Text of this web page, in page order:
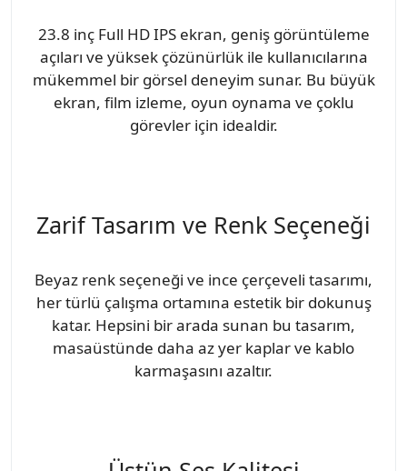
23.8 inç Full HD IPS ekran, geniş görüntüleme
açıları ve yüksek çözünürlük ile kullanıcılarına
mükemmel bir görsel deneyim sunar. Bu büyük
ekran, film izleme, oyun oynama ve çoklu
görevler için idealdir.
Zarif Tasarım ve Renk Seçeneği
Beyaz renk seçeneği ve ince çerçeveli tasarımı,
her türlü çalışma ortamına estetik bir dokunuş
katar. Hepsini bir arada sunan bu tasarım,
masaüstünde daha az yer kaplar ve kablo
karmaşasını azaltır.